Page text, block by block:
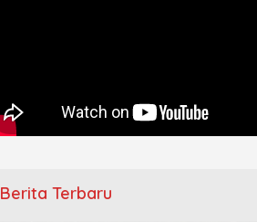
Berita Terbaru